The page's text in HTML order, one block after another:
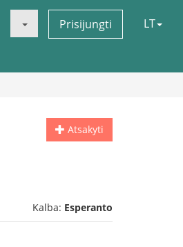
Prisijungti LT
Atsakyti
Kalba: Esperanto